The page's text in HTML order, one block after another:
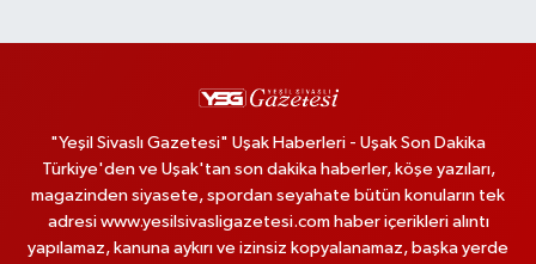
"Yeşil Sivaslı Gazetesi" Uşak Haberleri - Uşak Son Dakika
Türkiye'den ve Uşak'tan son dakika haberler, köşe yazıları,
magazinden siyasete, spordan seyahate bütün konuların tek
adresi www.yesilsivasligazetesi.com haber içerikleri alıntı
yapılamaz, kanuna aykırı ve izinsiz kopyalanamaz, başka yerde